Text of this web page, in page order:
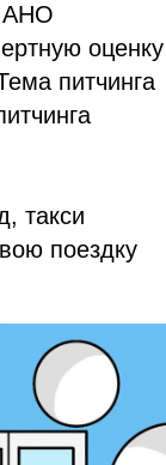
АНО
оценку
питчинга
такси
поездку